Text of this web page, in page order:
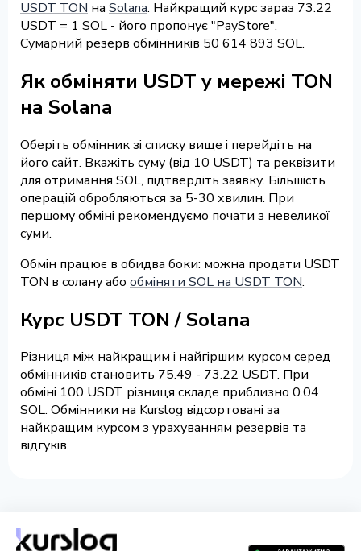
USDT TON на Solana. Найкращий курс зараз 73.22
USDT = 1 SOL - його пропонує "PayStore".
Сумарний резерв обмінників 50 614 893 SOL.
Як обміняти USDT у мережі TON
на Solana
Оберіть обмінник зі списку вище і перейдіть на
його сайт. Вкажіть суму (від 10 USDT) та реквізити
для отримання SOL, підтвердіть заявку. Більшість
операцій обробляються за 5-30 хвилин. При
першому обміні рекомендуємо почати з невеликої
суми.
Обмін працює в обидва боки: можна продати USDT
TON в солану або обміняти SOL на USDT TON.
Курс USDT TON / Solana
Різниця між найкращим і найгіршим курсом серед
обмінників становить 75.49 - 73.22 USDT. При
обміні 100 USDT різниця складе приблизно 0.04
SOL. Обмінники на Kurslog відсортовані за
найкращим курсом з урахуванням резервів та
відгуків.